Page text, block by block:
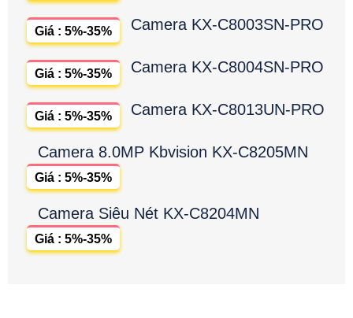
Camera KX-C8003SN-PRO
Giá : 5%-35%
Camera KX-C8004SN-PRO
Giá : 5%-35%
Camera KX-C8013UN-PRO
Giá : 5%-35%
Camera 8.0MP Kbvision KX-C8205MN
Giá : 5%-35%
Camera Siêu Nét KX-C8204MN
Giá : 5%-35%